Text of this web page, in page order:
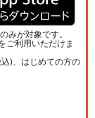
みが対象です。
ご利用いただけま
)、はじめての方の